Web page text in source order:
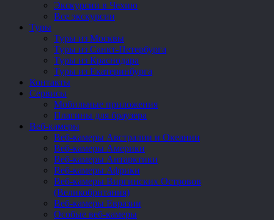
Экскурсии в Чехию
Все экскурсии
Туры
Туры из Москвы
Туры из Санкт-Петербурга
Туры из Краснодара
Туры из Екатеринбурга
Контакты
Сервисы
Мобильные приложения
Плагины для браузера
Веб-камеры
Веб-камеры Австралии и Океании
Веб-камеры Америки
Веб-камеры Антарктики
Веб-камеры Африки
Веб-камеры Виргинских Островов
(Великобритания)
Веб-камеры Евразии
Особые веб-камеры